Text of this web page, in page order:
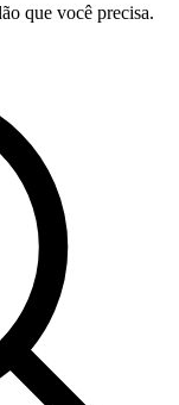
que você precisa.